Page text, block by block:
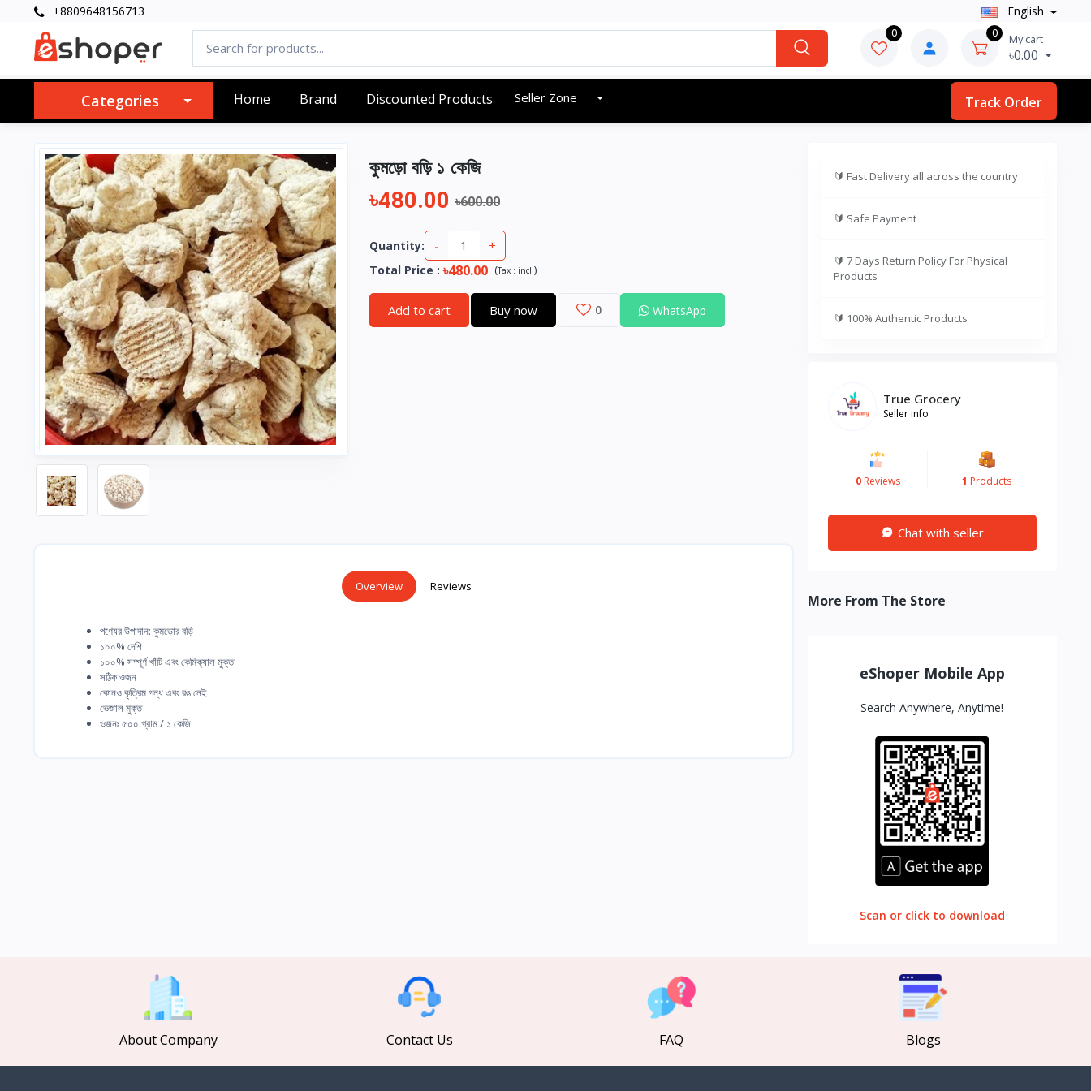
+8809648156713 English
0 0 My cart
৳0.00
Categories Home Brand Discounted Products Seller Zone Track Order
কুমড়ো বড়ি ১ কেজি
৳480.00 ৳600.00
Quantity: - +
Total Price : ৳480.00 (Tax : incl.)
Add to cart Buy now 0 WhatsApp
Overview Reviews
পণ্যের উপাদান: কুমড়োর বড়ি
১০০% দেশি
১০০% সম্পূর্ণ খাঁটি এবং কেমিক্যাল মুক্ত
সঠিক ওজন
কোনও কৃত্রিম গন্ধ এবং রঙ নেই
ভেজাল মুক্ত
ওজনঃ ৫০০ গ্রাম / ১ কেজি
🔰 Fast Delivery all across the country
🔰 Safe Payment
🔰 7 Days Return Policy For Physical
Products
🔰 100% Authentic Products
True Grocery
Seller info
0Reviews 1 Products
Chat with seller
More From The Store
eShoper Mobile App
Search Anywhere, Anytime!
Scan or click to download
About Company Contact Us FAQ Blogs